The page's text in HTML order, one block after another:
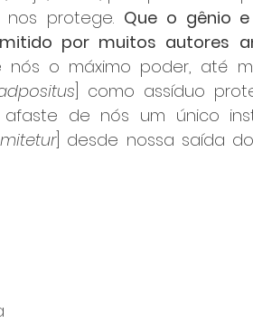
protege. Que o gênio
por muitos autores
nós o máximo poder, até
] como assíduo
de nós um único
] desde nossa saída